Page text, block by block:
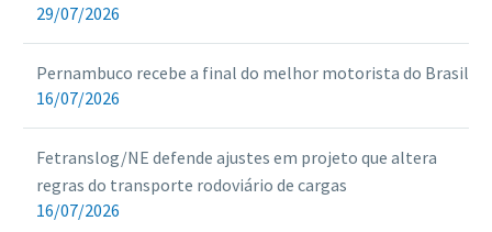
29/07/2026
Pernambuco recebe a final do melhor motorista do Brasil
16/07/2026
Fetranslog/NE defende ajustes em projeto que altera
regras do transporte rodoviário de cargas
16/07/2026